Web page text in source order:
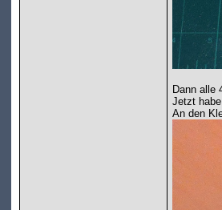
Dann alle
Jetzt
An den